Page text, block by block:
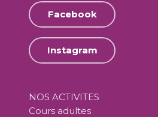
Facebook
Instagram
NOS ACTIVITES
Cours adultes